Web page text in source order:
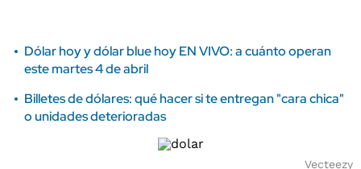
Dólar hoy y dólar blue hoy EN VIVO: a cuánto operan
este martes 4 de abril
Billetes de dólares: qué hacer si te entregan "cara chica"
o unidades deterioradas
Vecteezy